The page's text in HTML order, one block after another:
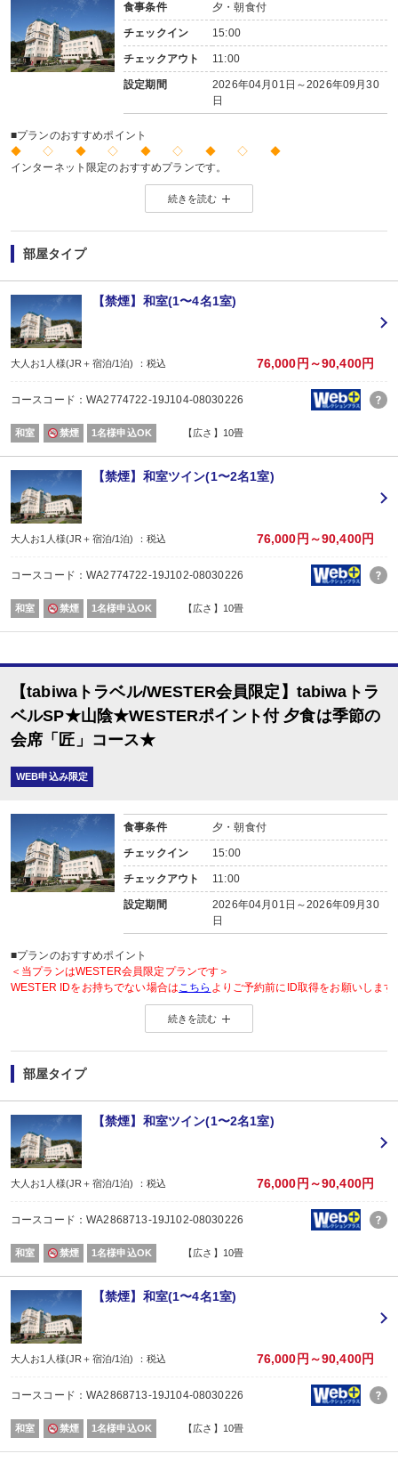
食事条件 夕・朝食付
チェックイン 15:00
チェックアウト 11:00
設定期間
2026年04月01日～2026年09月30
日
■プランのおすすめポイント
◆ ◇ ◆ ◇ ◆ ◇ ◆ ◇ ◆
インターネット限定のおすすめプランです。
※店頭・電話・メールでのお問合せや申込みは出来ません。
◆ ◇ ◆ ◇ ◆ ◇ ◆ ◇ ◆
【2名1室でご利用の場合】 おとな1名＋こども1名OK♪
2名1室でご利用の場合、
おとな1名＋こども1名ご利用でも、お子様はこども代金でOK♪
※通常「おとな1名＋こども1名」で2名1室ご利用の場合、お子様はおとなと同
■夕食
場所:
レストラン
内容:
【時間】17：30～20：30（17：30～／18：00～／18：30～） ※当日受付
■朝食
場所:
レストラン
内容:
和定食
【時間】7：00～9：00（7：00～／7：30～／8：00～）
続きを読む
部屋タイプ
【禁煙】和室(1〜4名1室)
大人お1人様(JR＋宿泊/1泊) ：税込 76,000円～90,400円
コースコード：WA2774722-19J104-08030226
和室 禁煙 1名様申込OK 【広さ】10畳
【禁煙】和室ツイン(1〜2名1室)
大人お1人様(JR＋宿泊/1泊) ：税込 76,000円～90,400円
コースコード：WA2774722-19J102-08030226
和室 禁煙 1名様申込OK 【広さ】10畳
【tabiwaトラベル/WESTER会員限定】tabiwaトラ
ベルSP★山陰★WESTERポイント付 夕食は季節の
会席「匠」コース★
WEB申込み限定
食事条件 夕・朝食付
チェックイン 15:00
チェックアウト 11:00
設定期間
2026年04月01日～2026年09月30
日
■プランのおすすめポイント
＜当プランはWESTER会員限定プランです＞
WESTER IDをお持ちでない場合はこちら よりご予約前にID取得をお願いします
◆WESTER会員様に「もらってうれしい」WESTERポイント2倍◆
＜WESTERポイントについて＞
旅行プラン利用分のWESTERポイント(通常)と同数分のWESTERポイント(期
WESTERポイント(期間・用途限定)は、ご旅行出発月の翌々月初旬の付与(予
WESTERポイントの後付けはできません。
旅行プランをお申し込み後、予約内容変更・人数変更・キャンセルされた場合
おとな・こども共、有料人員の方がポイント対象です。（添寝幼児は対象外）
【2名1室でご利用の場合】 おとな1名＋こども1名OK♪
2名1室でご利用の場合、
※通常「おとな1名＋こども1名」で2名1室ご利用の場合、お子様はおとなと同
■夕食
場所:
レストラン
内容:
季節の会席「匠」コース
【時間】17：30～20：30（17：30～／18：00～／18：30～） ※当日受付と
■朝食
場所:
【時間】7：00～9：00（7：00～／7：30～／8：00～）
続きを読む
部屋タイプ
【禁煙】和室ツイン(1〜2名1室)
大人お1人様(JR＋宿泊/1泊) ：税込 76,000円～90,400円
コースコード：WA2868713-19J102-08030226
和室 禁煙 1名様申込OK 【広さ】10畳
【禁煙】和室(1〜4名1室)
大人お1人様(JR＋宿泊/1泊) ：税込 76,000円～90,400円
コースコード：WA2868713-19J104-08030226
和室 禁煙 1名様申込OK 【広さ】10畳